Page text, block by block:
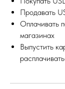
Продавать
Оплачивать
магазинах
Выпустить